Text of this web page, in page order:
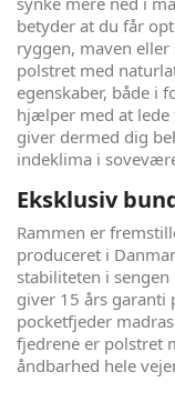
betyder at du får
ryggen, maven
polstret med
egenskaber, både i
hjælper med at
giver dermed dig
indeklima i
Eksklusiv
Rammen er
produceret i
stabiliteten i
giver 15 års garanti
pocketfjeder
fjedrene er polstret
åndbarhed hele